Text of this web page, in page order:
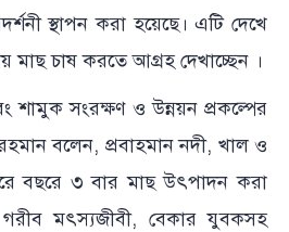
স্থাপন করা হয়েছে। এটি দেখে
চাষ করতে আগ্রহ দেখাচ্ছেন ।
শামুক সংরক্ষণ ও উন্নয়ন প্রকল্পের
বলেন, প্রবাহমান নদী, খাল ও
বছরে ৩ বার মাছ উৎপাদন করা
মৎস্যজীবী, বেকার যুবকসহ